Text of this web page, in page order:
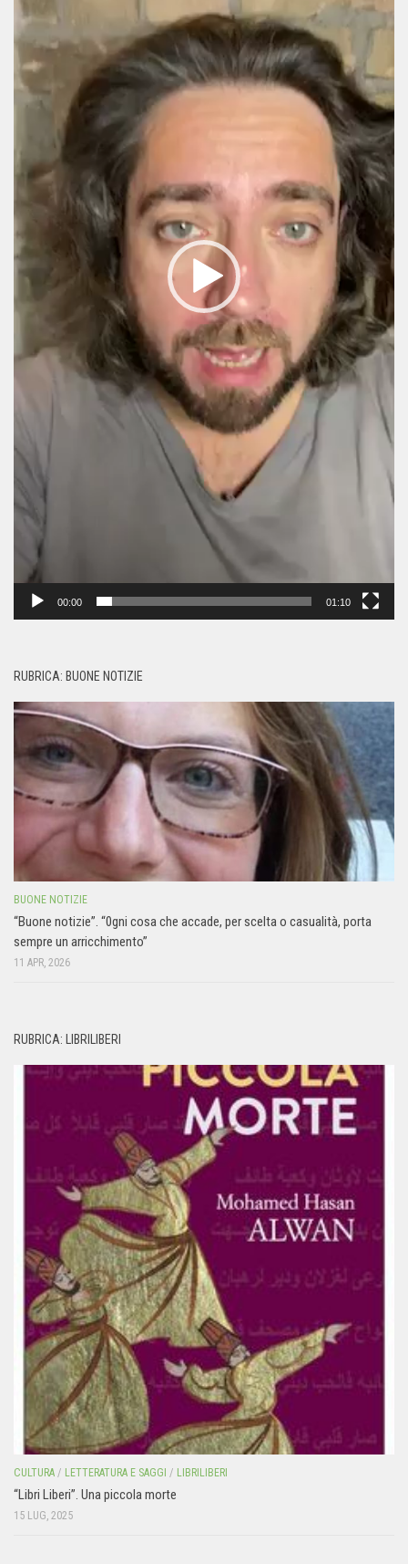
00:00 01:10
RUBRICA: BUONE NOTIZIE
BUONE NOTIZIE
“Buone notizie”. “0gni cosa che accade, per scelta o casualità, porta
sempre un arricchimento”
11 APR, 2026
RUBRICA: LIBRILIBERI
CULTURA / LETTERATURA E SAGGI / LIBRILIBERI
“Libri Liberi”. Una piccola morte
15 LUG, 2025